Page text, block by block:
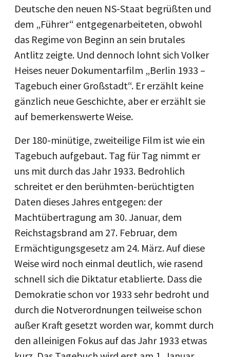
Deutsche den neuen NS-Staat begrüßten und
dem „Führer“ entgegenarbeiteten, obwohl
das Regime von Beginn an sein brutales
Antlitz zeigte. Und dennoch lohnt sich Volker
Heises neuer Dokumentarfilm „Berlin 1933 –
Tagebuch einer Großstadt“. Er erzählt keine
gänzlich neue Geschichte, aber er erzählt sie
auf bemerkenswerte Weise.
Der 180-minütige, zweiteilige Film ist wie ein
Tagebuch aufgebaut. Tag für Tag nimmt er
uns mit durch das Jahr 1933. Bedrohlich
schreitet er den berühmten-berüchtigten
Daten dieses Jahres entgegen: der
Machtübertragung am 30. Januar, dem
Reichstagsbrand am 27. Februar, dem
Ermächtigungsgesetz am 24. März. Auf diese
Weise wird noch einmal deutlich, wie rasend
schnell sich die Diktatur etablierte. Dass die
Demokratie schon vor 1933 sehr bedroht und
durch die Notverordnungen teilweise schon
außer Kraft gesetzt worden war, kommt durch
den alleinigen Fokus auf das Jahr 1933 etwas